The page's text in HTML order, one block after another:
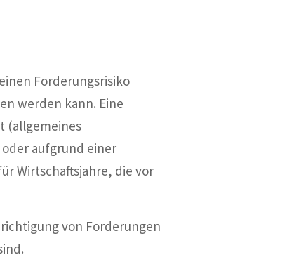
Forderungsrisiko
werden kann. Eine
(allgemeines
aufgrund einer
Wirtschaftsjahre, die vor
von Forderungen